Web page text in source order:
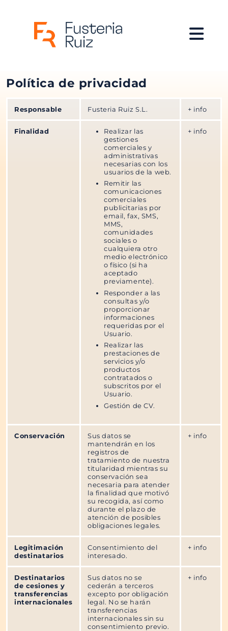
Política de privacidad
Responsable Fusteria Ruiz S.L. + info
Finalidad
Realizar las
gestiones
comerciales y
administrativas
necesarias con los
usuarios de la web.
Remitir las
comunicaciones
comerciales
publicitarias por
email, fax, SMS,
MMS,
comunidades
sociales o
cualquiera otro
medio electrónico
o físico (si ha
aceptado
previamente).
Responder a las
consultas y/o
proporcionar
informaciones
requeridas por el
Usuario.
Realizar las
prestaciones de
servicios y/o
productos
contratados o
subscritos por el
Usuario.
Gestión de CV.
+ info
Conservación
Sus datos se
mantendrán en los
registros de
tratamiento de nuestra
titularidad mientras su
conservación sea
necesaria para atender
la finalidad que motivó
su recogida, así como
durante el plazo de
atención de posibles
obligaciones legales.
+ info
Legitimación
destinatarios
Consentimiento del
interesado.
+ info
Destinatarios
de cesiones y
transferencias
internacionales
Sus datos no se
cederán a terceros
excepto por obligación
legal. No se harán
transferencias
internacionales sin su
consentimiento previo.
+ info